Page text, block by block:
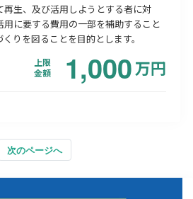
生、及び活用しようとする者に対
用に要する費用の一部を補助すること
りを図ることを目的とします。
上限
金額
1,000万円
次のページへ